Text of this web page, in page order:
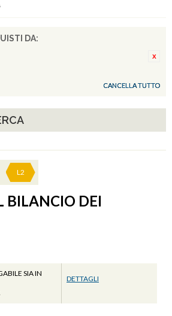
DA:
CANCELLA TUTTO
L2
BILANCIO DEI
SIA IN
DETTAGLI